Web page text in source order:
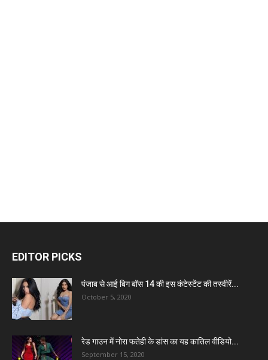
EDITOR PICKS
पंजाब से आई बिग बॉस 14 की इस कंटेस्टेंट की तस्वीरें...
October 5, 2020
रेड गाउन में नोरा फतेही के डांस का यह कातिल वीडियो...
September 15, 2020